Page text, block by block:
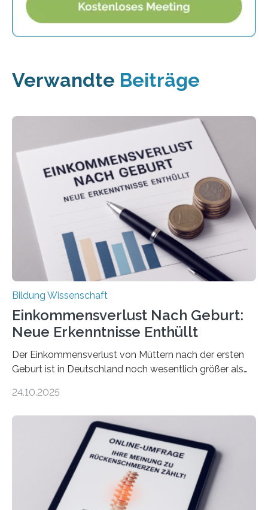
Verwandte Beiträge
Bildung Wissenschaft
Einkommensverlust Nach Geburt:
Neue Erkenntnisse Enthüllt
Der Einkommensverlust von Müttern nach der ersten
Geburt ist in Deutschland noch wesentlich größer als
nach der Geburt durchschnittlich fast 30.000 Euro
langfristigen Auswirkungen auf Karriere und die spätere
Rente. Bisherige Schätzungen lagen bei rund 20.000
Euro und damit etwa 30 Prozent zu niedrig. Zu diesem
Ergebnis kommt eine neue Studie des ZEW Mannheim
mit der Universität Tilburg. „Werden Frauen unter 30
Jahren erstmals…
24.10.2025